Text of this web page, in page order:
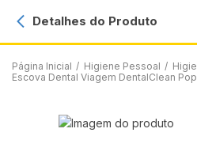
Página Inicial / Higiene Pessoal /
Escova Dental Viagem DentalClean
Detalhes do Produto